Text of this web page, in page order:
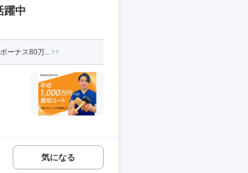
躍中
ーナス80万...
気になる